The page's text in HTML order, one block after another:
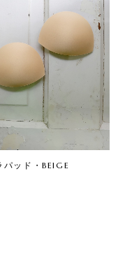
パッド・BEIGE